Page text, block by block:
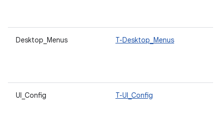
Desktop_Menus T-Desktop_Menus
UI_Config T-UI_Config